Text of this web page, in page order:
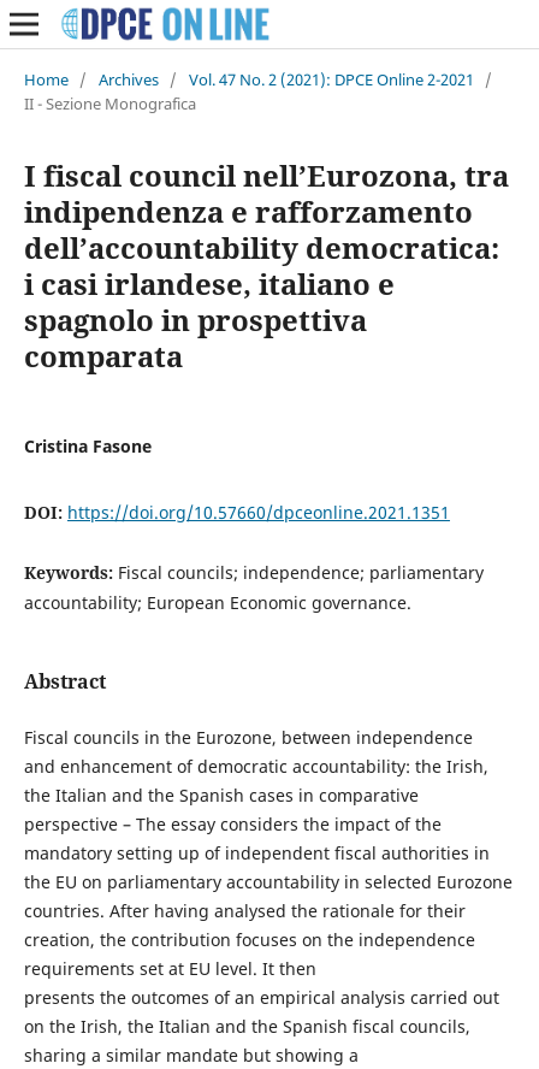
Home / Archives / Vol. 47 No. 2 (2021): DPCE Online 2-2021
/
II - Sezione Monografica
I fiscal council nell’Eurozona, tra
indipendenza e rafforzamento
dell’accountability democratica:
i casi irlandese, italiano e
spagnolo in prospettiva
comparata
Cristina Fasone
DOI: https://doi.org/10.57660/dpceonline.2021.1351
Keywords: Fiscal councils; independence; parliamentary
accountability; European Economic governance.
Abstract
Fiscal councils in the Eurozone, between independence
and enhancement of democratic accountability: the Irish,
the Italian and the Spanish cases in comparative
perspective – The essay considers the impact of the
mandatory setting up of independent fiscal authorities in
the EU on parliamentary accountability in selected Eurozone
countries. After having analysed the rationale for their
creation, the contribution focuses on the independence
requirements set at EU level. It then
presents the outcomes of an empirical analysis carried out
on the Irish, the Italian and the Spanish fiscal councils,
sharing a similar mandate but showing a